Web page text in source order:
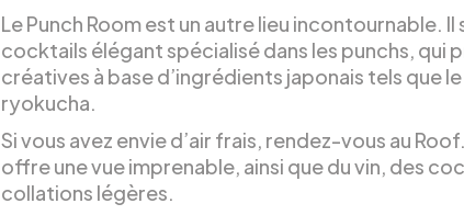
Le Punch Room est un autre lieu incontournable. Il
cocktails élégant spécialisé dans les punchs, qui
créatives à base d’ingrédients japonais tels que
ryokucha.
Si vous avez envie d’air frais, rendez-vous au
offre une vue imprenable, ainsi que du vin, des
collations légères.